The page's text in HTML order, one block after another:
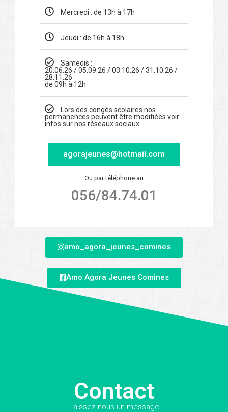
Mercredi : de 13h à 17h
Jeudi : de 16h à 18h
Samedis :
20.06.26 / 05.09.26 / 03.10.26 / 31.10.26 /
28.11.26
de 09h à 12h
Lors des congés scolaires nos
permanences peuvent être modifiées voir
infos sur nos réseaux sociaux
agorajeunes@hotmail.com
Ou par téléphone au
056/84.74.01
amo_agora_jeunes_comines
Amo Agora Jeunes Comines
Contact
Laissez-nous un message